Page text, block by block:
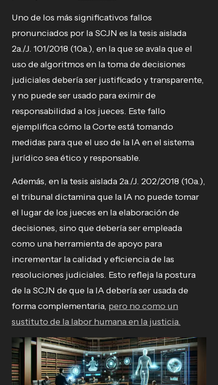
Uno de los más significativos fallos
pronunciados por la SCJN es la tesis aislada
2a./J. 101/2018 (10a.), en la que se avala que el
uso de algoritmos en la toma de decisiones
judiciales debería ser justificado y transparente,
y no puede ser usado para eximir de
responsabilidad a los jueces. Este fallo
ejemplifica cómo la Corte está tomando
medidas para que el uso de la IA en el sistema
jurídico sea ético y responsable.
Además, en la tesis aislada 2a./J. 202/2018 (10a.),
el tribunal dictamina que la IA no puede tomar
el lugar de los jueces en la elaboración de
decisiones, sino que debería ser empleada
como una herramienta de apoyo para
incrementar la calidad y eficiencia de las
resoluciones judiciales. Esto refleja la postura
de la SCJN de que la IA debería ser usada de
forma complementaria, pero no como un
sustituto de la labor humana en la justicia.